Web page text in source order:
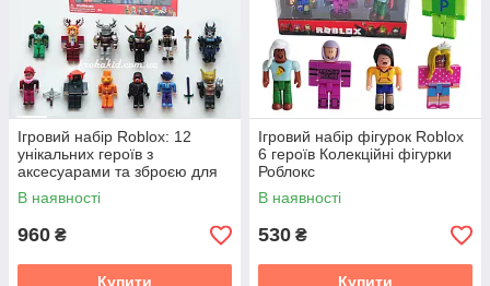
Ігровий набір Roblox: 12
унікальних героїв з
аксесуарами та зброєю для
яскравих пригод
В наявності
960 ₴
Купити
Ігровий набір фігурок Roblox
6 героїв Колекційні фігурки
Роблокс
В наявності
530 ₴
Купити